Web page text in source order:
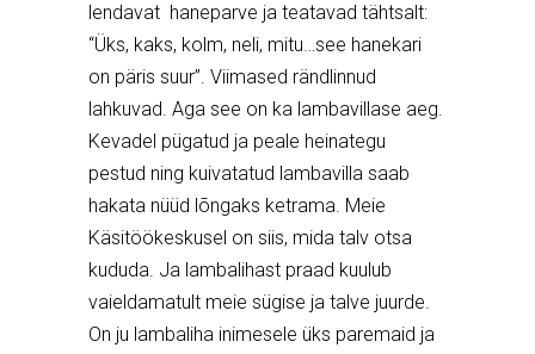
lendavat haneparve ja teatavad tähtsalt:
“Üks, kaks, kolm, neli, mitu…see hanekari
on päris suur”. Viimased rändlinnud
lahkuvad. Aga see on ka lambavillase aeg.
Kevadel pügatud ja peale heinategu
pestud ning kuivatatud lambavilla saab
hakata nüüd lõngaks ketrama. Meie
Käsitöökeskusel on siis, mida talv otsa
kududa. Ja lambalihast praad kuulub
vaieldamatult meie sügise ja talve juurde.
On ju lambaliha inimesele üks paremaid ja